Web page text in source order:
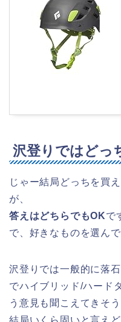
沢登りではどっ
じゃー結局どっちを買
が、
答えはどちらでもOKで
で、好きなものを選ん
沢登りでは一般的に落
でハイブリッド/ハード
う意見も聞こえてきそう
結局いくら固いと言え